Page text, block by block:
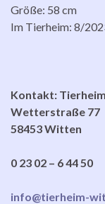
Größe: 58 cm
Im Tierheim: 8/
Kontakt:
Wetterstraße 77
58453 Witten
0 23 02 – 6 44 50
info@tierheim-